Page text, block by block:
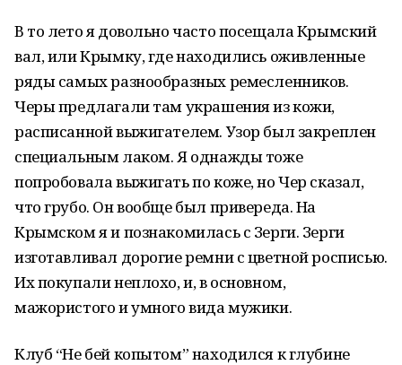
В то лето я довольно часто посещала Крымский
вал, или Крымку, где находились оживленные
ряды самых разнообразных ремесленников.
Черы предлагали там украшения из кожи,
расписанной выжигателем. Узор был закреплен
специальным лаком. Я однажды тоже
попробовала выжигать по коже, но Чер сказал,
что грубо. Он вообще был привереда. На
Крымском я и познакомилась с Зерги. Зерги
изготавливал дорогие ремни с цветной росписью.
Их покупали неплохо, и, в основном,
мажористого и умного вида мужики.
Клуб “Не бей копытом” находился к глубине